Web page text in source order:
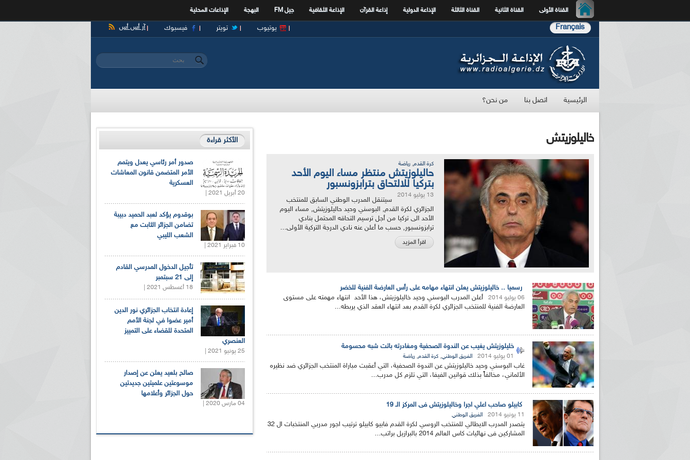
القناة الأولى القناة الثانية القناة الثالثة الإذاعة الدولية إذاعة القرآن الإذاعة الثقافية جيل FM البهجة الإذاعات المحلية
Français آر أس أس فيسبوك تويتر يوتيوب
استمارة البحث
‏بحث ‏
الرئيسية اتصل بنا من نحن؟
خاليلوزيتش
كرة القدم, رياضة
حاليلوزيتش منتظر مساء اليوم الأحد
بتركيا للالتحاق بترابزونسبور
13 يوليو 2014
سيتنقل المدرب الوطني السابق للمنتخب
الجزائري لكرة القدم, البوسني وحيد حاليلوزيتش, مساء اليوم
الأحد الى تركيا من أجل ترسيم التحاقه المحتمل بنادي
ترابزونسبور, حسب ما أعلن عنه نادي الدرجة التركية الأولى...
اقرأ المزيد
رسميا .. خاليلوزيتش يعلن انتهاء مهامه على رأس العارضة الفنية للخضر
06 يوليو 2014
أعلن المدرب البوسني وحيد خاليلوزيتش، هذا الأحد انتهاء مهمته على مستوى
العارضة الفنية للمنتخب الجزائري لكرة القدم بعد انتهاء العقد الذي يربطه...
خليلوزيتش يغيب عن الندوة الصحفية ومغادرته باتت شبه محسومة
01 يوليو 2014 الفريق الوطني, كرة القدم, رياضة
غاب البوسني وحيد خاليلوزيتش عن الندوة الصحفية، التي أعقبت مباراة المنتخب الجزائري ضد نظيره
الألماني، مخالفاً بذلك قوانين الفيفا، التي تلزم كل مدرب...
كابيلو صاحب اعلي اجرا وخاليلوزيتش فى المركز الـ 19
11 يونيو 2014 الفريق الوطني
يتصدر المدرب الايطالي للمنتخب الروسي لكرة القدم فابيو كابيلو ترتيب اجور مدربي المنتخبات ال 32
المشاركين فى نهائيات كاس العالم 2014 بالبرازيل براتب...
الأكثر قراءة
صدور أمر رئاسي يعدل ويتمم
الأمر المتضمن قانون المعاشات
العسكرية
20 أبريل 2021 |
بوقدوم يؤكد لعبد الحميد دبيبة
تضامن الجزائر الثابت مع
الشعب الليبي
10 فبراير 2021 |
تأجيل الدخول المدرسي القادم
إلى 21 سبتمبر
18 أغسطس 2021 |
إعادة انتخاب الجزائري نور الدين
أمير عضوا في لجنة الأمم
المتحدة للقضاء على التمييز
العنصري
25 يونيو 2021 |
صالح بلعيد يعلن عن إصدار
موسوعتين علميتين جديدتين
حول الجزائر وأعلامها
04 مارس 2020 |